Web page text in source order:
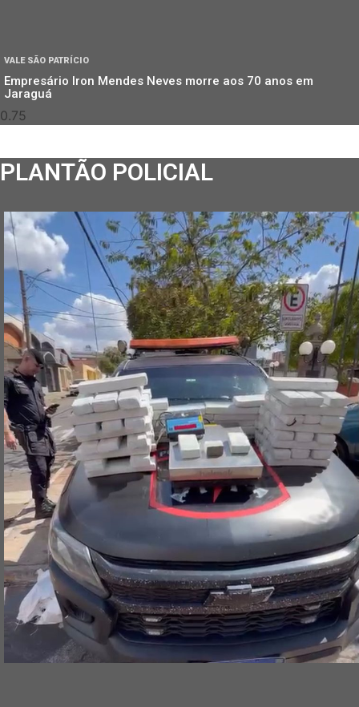
VALE SÃO PATRÍCIO
Empresário Iron Mendes Neves morre aos 70 anos em
Jaraguá
PLANTÃO POLICIAL